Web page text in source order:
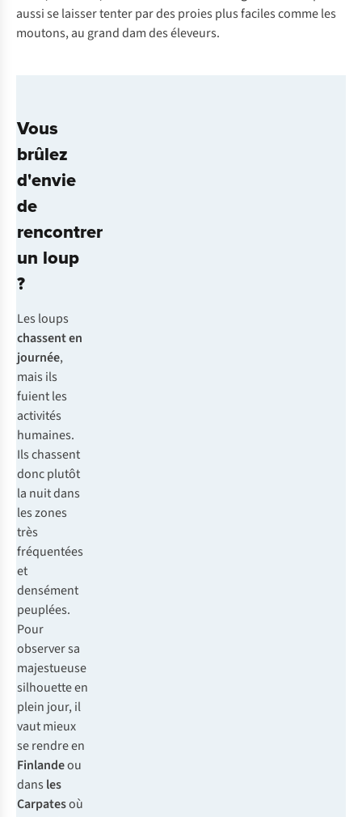
aussi se laisser tenter par des proies plus faciles comme les
moutons, au grand dam des éleveurs.
Vous
brûlez
d'envie
de
rencontrer
un loup
?
Les loups
chassent en
journée,
mais ils
fuient les
activités
humaines.
Ils chassent
donc plutôt
la nuit dans
les zones
très
fréquentées
et
densément
peuplées.
Pour
observer sa
majestueuse
silhouette en
plein jour, il
vaut mieux
se rendre en
Finlandeou
dans les
Carpatesoù